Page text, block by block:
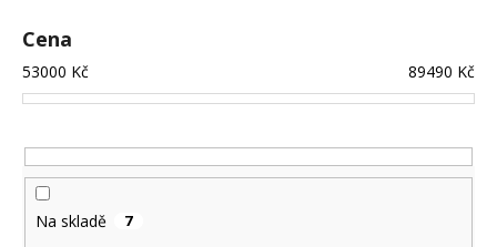
r
o
d
k
t
ů
Cena
53000 Kč 89490 Kč
Na skladě 7
D
p
o